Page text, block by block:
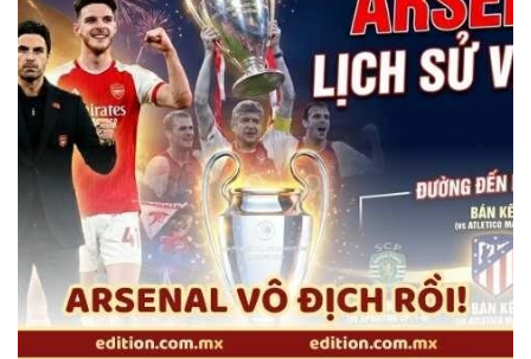
Arsenal Vô Địch Đã Khiến Fan Vỡ Òa - Họ Thật Sự
Xứng Đáng!